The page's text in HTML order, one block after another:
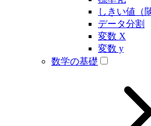
しきい値（
データ分割
変数 X
変数 y
数学の基礎